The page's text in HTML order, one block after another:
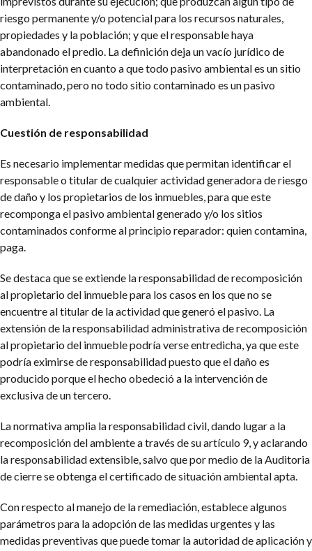
riesgo permanente y/o potencial para los recursos naturales,
propiedades y la población; y que el responsable haya
abandonado el predio. La definición deja un vacío jurídico de
interpretación en cuanto a que todo pasivo ambiental es un sitio
contaminado, pero no todo sitio contaminado es un pasivo
ambiental.
Cuestión de responsabilidad
Es necesario implementar medidas que permitan identificar el
responsable o titular de cualquier actividad generadora de riesgo
de daño y los propietarios de los inmuebles, para que este
recomponga el pasivo ambiental generado y/o los sitios
contaminados conforme al principio reparador: quien contamina,
paga.
Se destaca que se extiende la responsabilidad de recomposición
al propietario del inmueble para los casos en los que no se
encuentre al titular de la actividad que generó el pasivo. La
extensión de la responsabilidad administrativa de recomposición
al propietario del inmueble podría verse entredicha, ya que este
podría eximirse de responsabilidad puesto que el daño es
producido porque el hecho obedeció a la intervención de
exclusiva de un tercero.
La normativa amplia la responsabilidad civil, dando lugar a la
recomposición del ambiente a través de su artículo 9, y aclarando
la responsabilidad extensible, salvo que por medio de la Auditoria
de cierre se obtenga el certificado de situación ambiental apta.
Con respecto al manejo de la remediación, establece algunos
parámetros para la adopción de las medidas urgentes y las
medidas preventivas que puede tomar la autoridad de aplicación y